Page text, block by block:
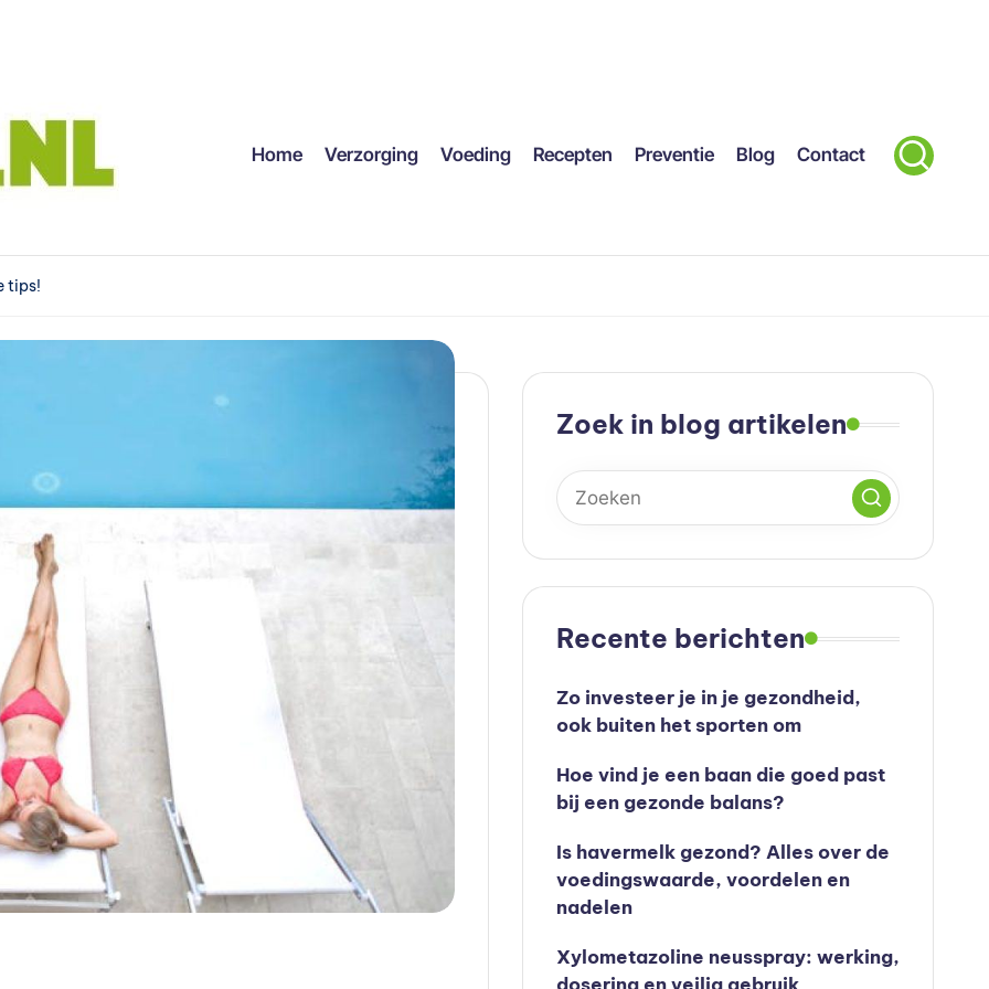
Home Verzorging Voeding Recepten Preventie Blog Contact
tips!
Zoek in blog artikelen
Recente berichten
Zo investeer je in je gezondheid,
ook buiten het sporten om
Hoe vind je een baan die goed past
bij een gezonde balans?
Is havermelk gezond? Alles over de
voedingswaarde, voordelen en
nadelen
Xylometazoline neusspray: werking,